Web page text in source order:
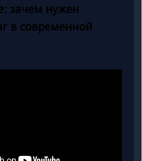
зачем нужен
в современной